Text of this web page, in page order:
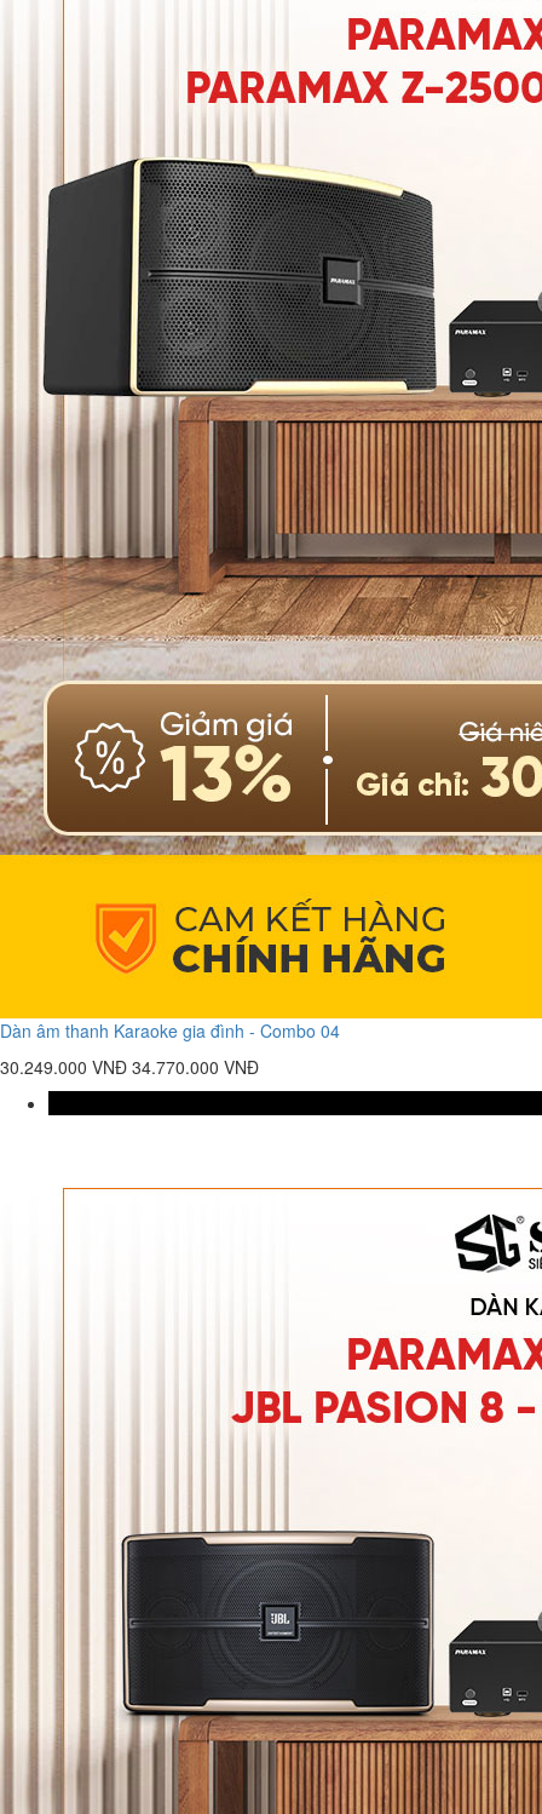
Dàn âm thanh Karaoke gia đình - Combo 04
30.249.000 VNĐ 34.770.000 VNĐ